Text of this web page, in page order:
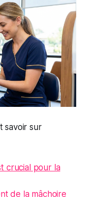
savoir sur
crucial pour la
de la mâchoire